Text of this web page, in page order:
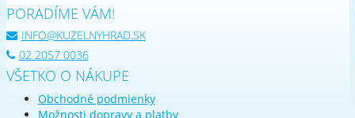
PORADÍME VÁM!
INFO@KUZELNYHRAD.SK
02 2057 0036
VŠETKO O NÁKUPE
Obchodné podmienky
Možnosti dopravy a platby